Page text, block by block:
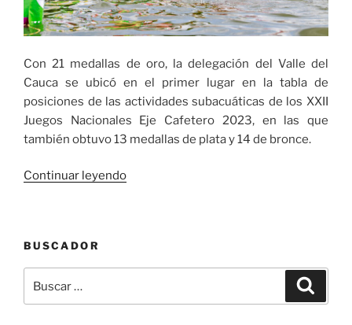
Con 21 medallas de oro, la delegación del Valle del
Cauca se ubicó en el primer lugar en la tabla de
posiciones de las actividades subacuáticas de los XXII
Juegos Nacionales Eje Cafetero 2023, en las que
también obtuvo 13 medallas de plata y 14 de bronce.
Continuar leyendo«Valle
de
Juegos
BUSCADOR
por: